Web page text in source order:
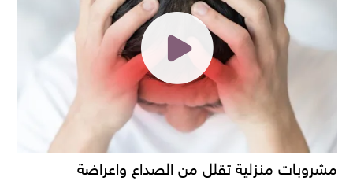
مشروبات منزلية تقلل من الصداع واعراضة